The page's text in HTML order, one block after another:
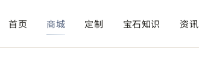
首页 商城 定制 宝石知识 资讯